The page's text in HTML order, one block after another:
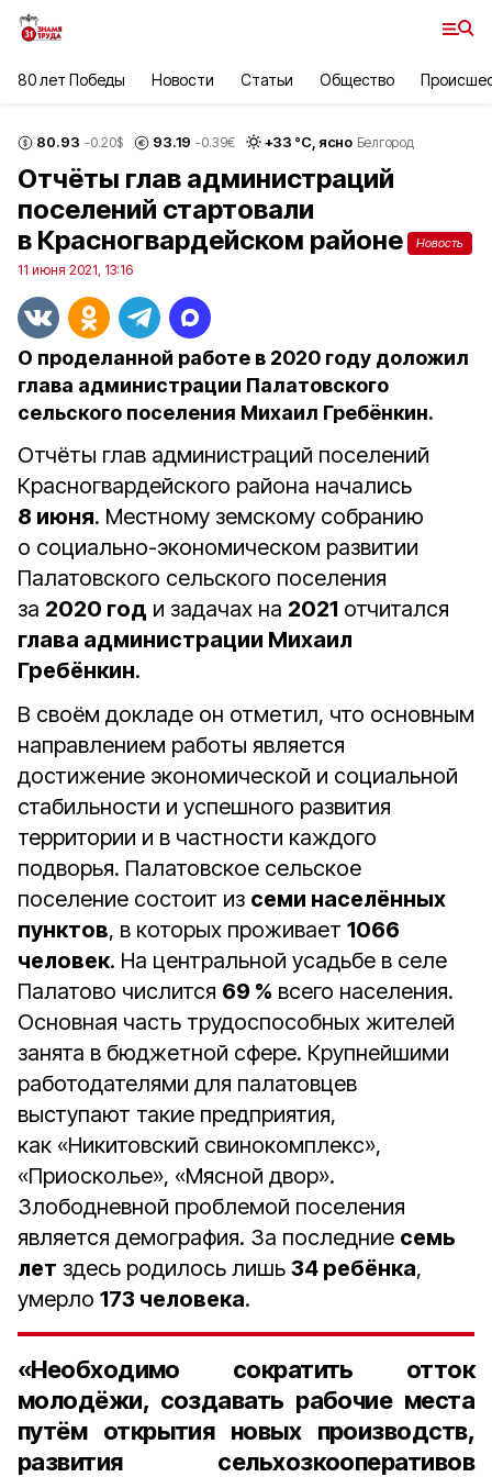
80 лет Победы Новости Статьи Общество
80.93 -0.20$ 93.19 -0.39€ +33 °С, ясно Белгород
Отчёты глав администраций
поселений стартовали
в Красногвардейском районе
Новость
11 июня 2021, 13:16
О проделанной работе в 2020 году доложил
глава администрации Палатовского
сельского поселения Михаил Гребёнкин.
Отчёты глав администраций поселений
Красногвардейского района начались
8 июня. Местному земскому собранию
о социально-экономическом развитии
Палатовского сельского поселения
за 2020 год и задачах на 2021 отчитался
глава администрации Михаил
Гребёнкин.
В своём докладе он отметил, что основным
направлением работы является
достижение экономической и социальной
стабильности и успешного развития
территории и в частности каждого
подворья. Палатовское сельское
поселение состоит из семи населённых
пунктов, в которых проживает 1066
человек. На центральной усадьбе в селе
Палатово числится 69 % всего населения.
Основная часть трудоспособных жителей
занята в бюджетной сфере. Крупнейшими
работодателями для палатовцев
выступают такие предприятия,
как «Никитовский свинокомплекс»,
«Приосколье», «Мясной двор».
Злободневной проблемой поселения
является демография. За последние семь
лет здесь родилось лишь 34 ребёнка,
умерло 173 человека.
«Необходимо сократить отток
молодёжи, создавать рабочие места
путём открытия новых производств,
развития сельхозкооперативов